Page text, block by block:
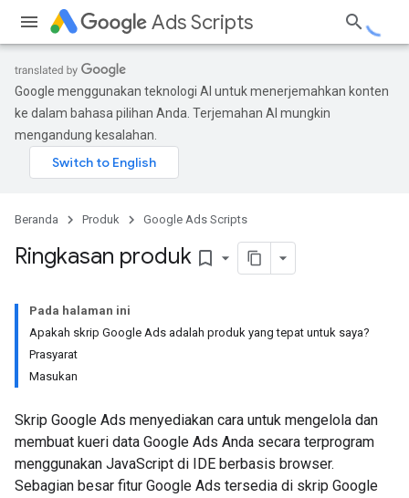
Ads Scripts
Google menggunakan teknologi AI untuk menerjemahkan konten
ke dalam bahasa pilihan Anda. Terjemahan AI mungkin
mengandung kesalahan.
Beranda Produk Google Ads Scripts
Ringkasan produk bookmark_border
Pada halaman ini
Apakah skrip Google Ads adalah produk yang tepat untuk saya?
Prasyarat
Masukan
Skrip Google Ads menyediakan cara untuk mengelola dan
membuat kueri data Google Ads Anda secara terprogram
menggunakan JavaScript di IDE berbasis browser.
Sebagian besar fitur Google Ads tersedia di skrip Google